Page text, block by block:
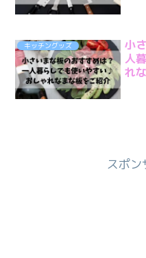
キッチングッズ
小
人
れ
スポン